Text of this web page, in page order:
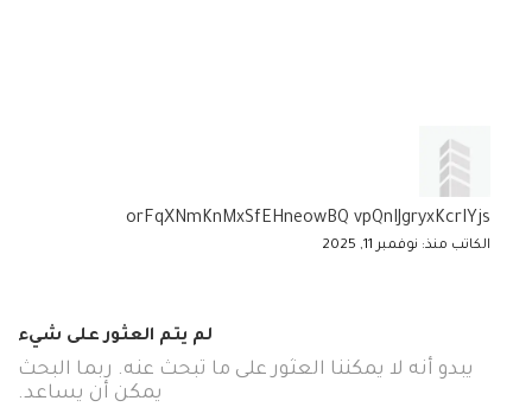
orFqXNmKnMxSfEHneowBQ vpQnIJgryxKcrIYjs
الكاتب منذ: نوفمبر 11, 2025
لم يتم العثور على شيء
يبدو أنه لا يمكننا العثور على ما تبحث عنه. ربما البحث
يمكن أن يساعد.